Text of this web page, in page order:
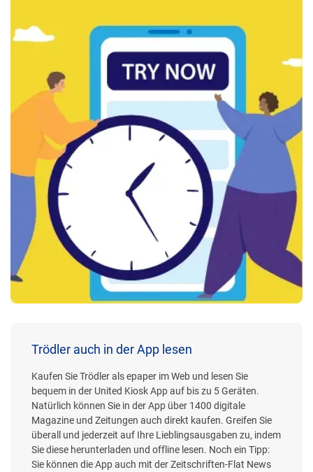
Trödler auch in der App lesen
Kaufen Sie Trödler als epaper im Web und lesen Sie
bequem in der United Kiosk App auf bis zu 5 Geräten.
Natürlich können Sie in der App über 1400 digitale
Magazine und Zeitungen auch direkt kaufen. Greifen Sie
überall und jederzeit auf Ihre Lieblingsausgaben zu, indem
Sie diese herunterladen und offline lesen. Noch ein Tipp:
Sie können die App auch mit der Zeitschriften-Flat News